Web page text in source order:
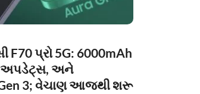
પ્રો 5G: 6000mAh
અપડેટ્સ, અને
3; વેચાણ આજથી શરૂ